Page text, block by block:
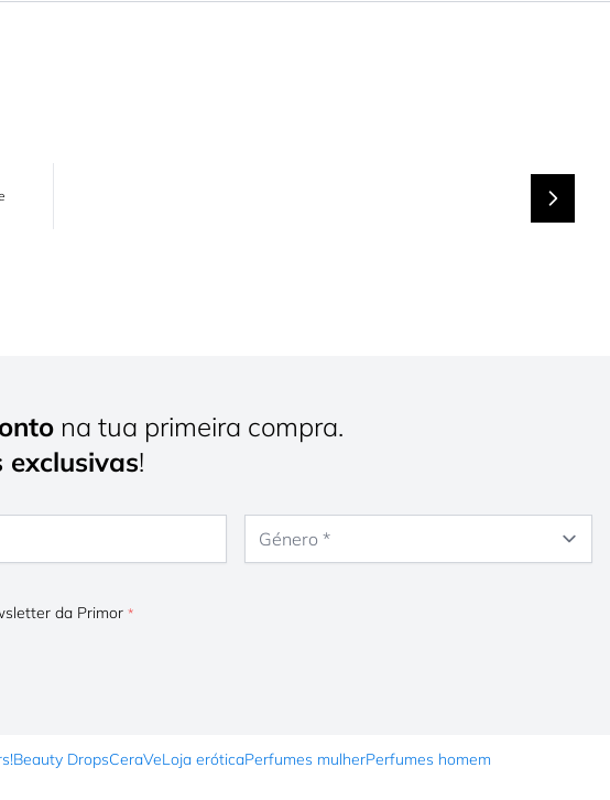
na tua primeira compra.
exclusivas!
da Primor
Beauty DropsCeraVeLoja eróticaPerfumes mulherPerfumes homem